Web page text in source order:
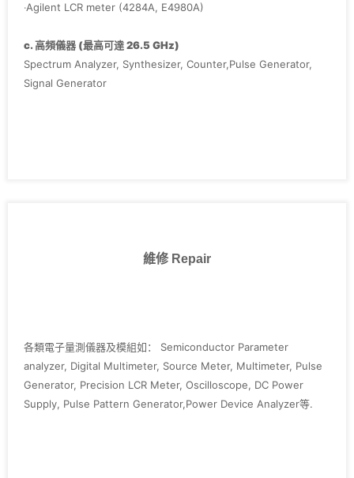
‧Agilent LCR meter (4284A, E4980A)
‧Agilent E4411B
‧Keithley 2400 series, 236, 237, 238, 2636,3700
c. 高頻儀器 (最高可達 26.5 GHz)
Spectrum Analyzer, Synthesizer, Counter,Pulse Generator,
Signal Generator
維修 Repair
各類電子量測儀器及模組如： Semiconductor Parameter
analyzer, Digital Multimeter, Source Meter, Multimeter, Pulse
Generator, Precision LCR Meter, Oscilloscope, DC Power
Supply, Pulse Pattern Generator,Power Device Analyzer等.